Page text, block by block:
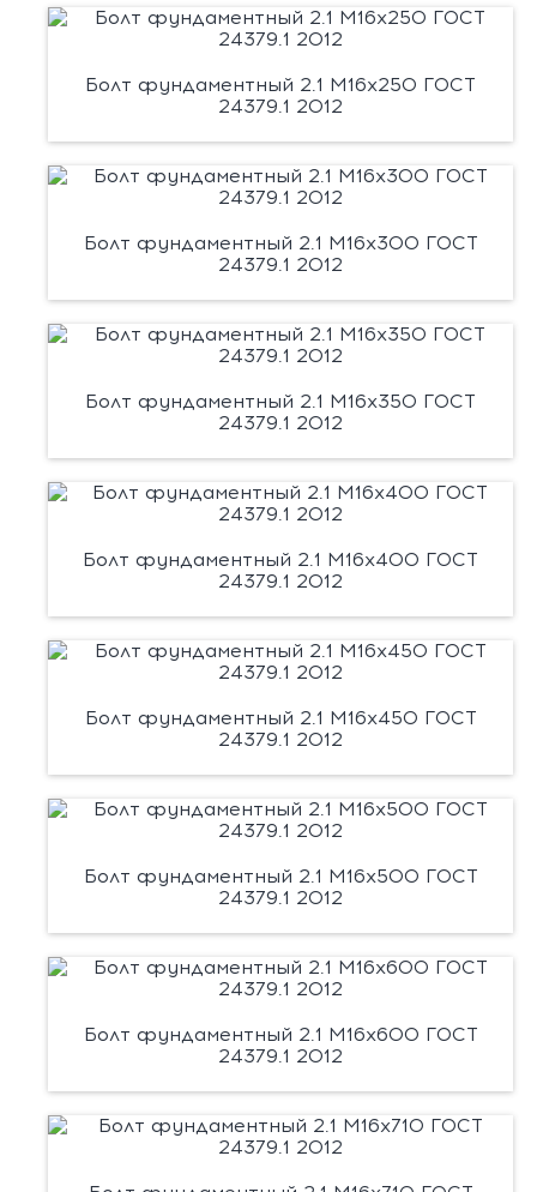
Болт фундаментный 2.1 М16х250 ГОСТ
24379.1 2012
Болт фундаментный 2.1 М16х300 ГОСТ
24379.1 2012
Болт фундаментный 2.1 М16х350 ГОСТ
24379.1 2012
Болт фундаментный 2.1 М16х400 ГОСТ
24379.1 2012
Болт фундаментный 2.1 М16х450 ГОСТ
24379.1 2012
Болт фундаментный 2.1 М16х500 ГОСТ
24379.1 2012
Болт фундаментный 2.1 М16х600 ГОСТ
24379.1 2012